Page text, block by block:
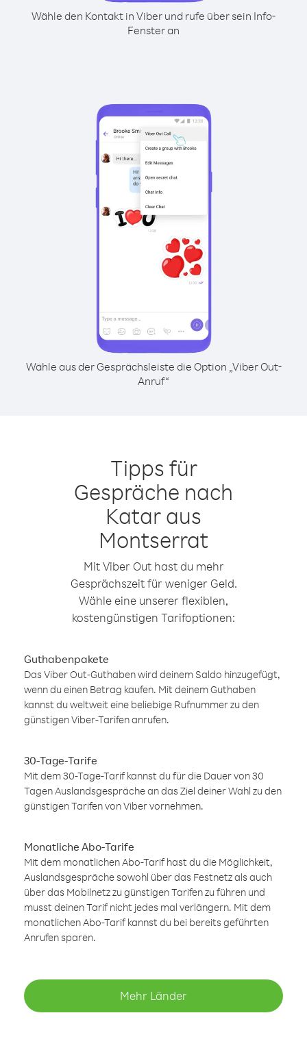
Wähle den Kontakt in Viber und rufe über sein Info-
Fenster an
Wähle aus der Gesprächsleiste die Option „Viber Out-
Anruf“
Tipps für
Gespräche nach
Katar aus
Montserrat
Mit Viber Out hast du mehr
Gesprächszeit für weniger Geld.
Wähle eine unserer flexiblen,
kostengünstigen Tarifoptionen:
Guthabenpakete
Das Viber Out-Guthaben wird deinem Saldo hinzugefügt,
wenn du einen Betrag kaufen. Mit deinem Guthaben
kannst du weltweit eine beliebige Rufnummer zu den
günstigen Viber-Tarifen anrufen.
30-Tage-Tarife
Mit dem 30-Tage-Tarif kannst du für die Dauer von 30
Tagen Auslandsgespräche an das Ziel deiner Wahl zu den
günstigen Tarifen von Viber vornehmen.
Monatliche Abo-Tarife
Mit dem monatlichen Abo-Tarif hast du die Möglichkeit,
Auslandsgespräche sowohl über das Festnetz als auch
über das Mobilnetz zu günstigen Tarifen zu führen und
musst deinen Tarif nicht jedes mal verlängern. Mit dem
monatlichen Abo-Tarif kannst du bei bereits geführten
Anrufen sparen.
Mehr Länder